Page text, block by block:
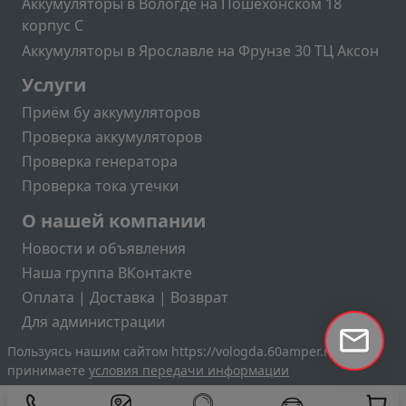
корпус C
Аккумуляторы в Ярославле на Фрунзе 30 ТЦ Аксон
Услуги
Приём бу аккумуляторов
Проверка аккумуляторов
Проверка генератора
Проверка тока утечки
Меню учётной записи пользователя
О нашей компании
Новости и объявления
Наша группа ВКонтакте
Оплата | Доставка | Возврат
Для администрации
Пользуясь нашим сайтом https://vologda.60amper.ru вы
принимаете условия передачи информации